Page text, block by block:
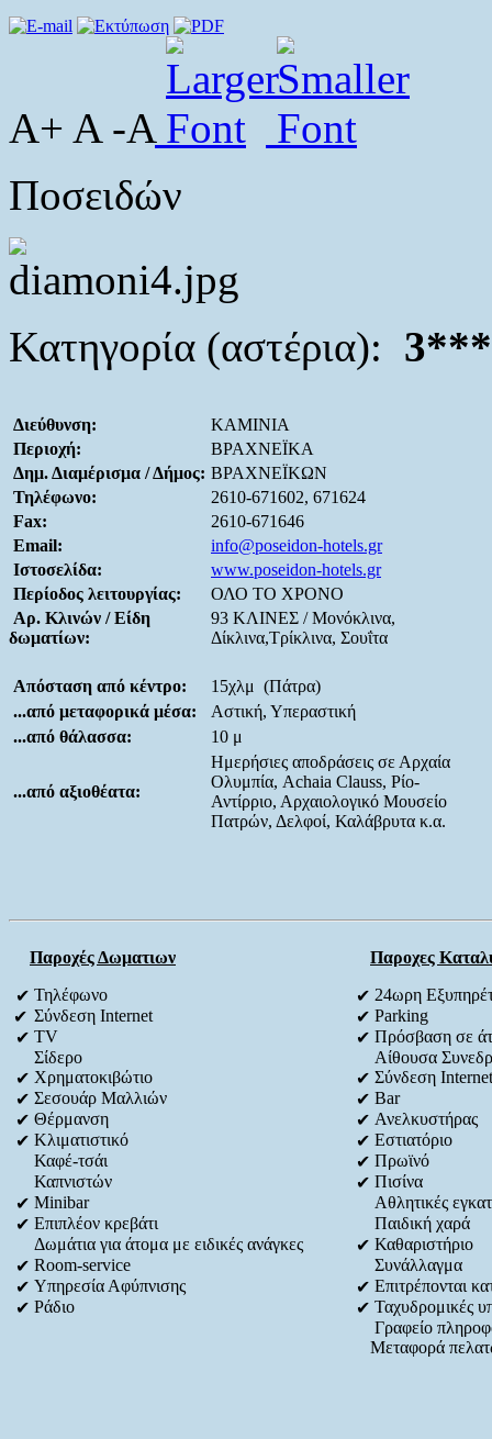
A+ A -A
Ποσειδών
Κατηγορία (αστέρια): 3***
Διεύθυνση: ΚΑΜΙΝΙΑ
Περιοχή:
ΒΡΑΧΝΕΪΚΑ
Δημ. Διαμέρισμα / Δήμος: ΒΡΑΧΝΕΪΚΩΝ
Τηλέφωνο:
2610-671602, 671624
Fax:
2610-671646
Email:
info@poseidon-hotels.gr
Ιστοσελίδα:
www.poseidon-hotels.gr
Περίοδος λειτουργίας:
ΟΛΟ ΤΟ ΧΡΟΝΟ
Αρ. Κλινών / Είδη
δωματίων:
93 ΚΛΙΝΕΣ / Μονόκλινα,
Δίκλινα,Τρίκλινα, Σουΐτα
Απόσταση από κέντρο:
15χλμ (Πάτρα)
...από μεταφορικά μέσα:
Αστική, Υπεραστική
...από θάλασσα:
10 μ
...από αξιοθέατα:
Ημερήσιες αποδράσεις σε Αρχαία
Ολυμπία, Achaia Clauss, Ρίο-
Αντίρριο, Αρχαιολογικό Μουσείο
Πατρών, Δελφοί, Καλάβρυτα κ.α.
Παροχές Δωματιων Παροχες
✔ Τηλέφωνο ✔ 24ωρη
✔ Σύνδεση Internet ✔ Parking
✔ TV ✔ Πρόσβαση σε
Σίδερο
Αίθουσα
✔ Χρηματοκιβώτιο ✔ Σύνδεση
✔ Σεσουάρ Μαλλιών ✔ Bar
✔ Θέρμανση ✔ Ανελκυστήρας
✔ Κλιματιστικό ✔ Εστιατόριο
Καφέ-τσάι
✔ Πρωϊνό
Καπνιστών
✔ Πισίνα
✔ Minibar
Αθλητικές
✔ Επιπλέον κρεβάτι
Παιδική χαρά
Δωμάτια για άτομα με ειδικές ανάγκες
✔ Καθαριστήριο
✔ Room-service
Συνάλλαγμα
✔ Υπηρεσία Αφύπνισης ✔ Επιτρέπονται
✔ Ράδιο ✔ Ταχυδρομικές
Γραφείο
Μεταφορά